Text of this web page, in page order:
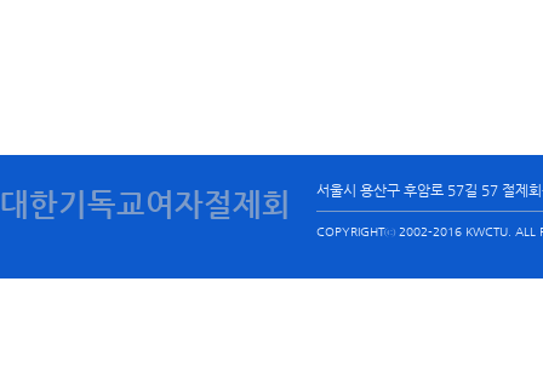
대한기독교여자절제회 서울시 용산구 후암로 57길 57 절제
COPYRIGHTⓒ 2002-2016 KWCTU. ALL